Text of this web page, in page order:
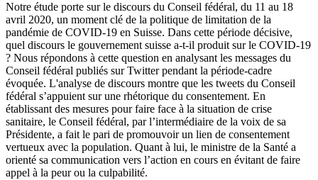
Notre étude porte sur le discours du Conseil fédéral, du 11 au 18
avril 2020, un moment clé de la politique de limitation de la
pandémie de COVID-19 en Suisse. Dans cette période décisive,
quel discours le gouvernement suisse a-t-il produit sur le COVID-19
? Nous répondons à cette question en analysant les messages du
Conseil fédéral publiés sur Twitter pendant la période-cadre
évoquée. L'analyse de discours montre que les tweets du Conseil
fédéral s’appuient sur une rhétorique du consentement. En
établissant des mesures pour faire face à la situation de crise
sanitaire, le Conseil fédéral, par l’intermédiaire de la voix de sa
Présidente, a fait le pari de promouvoir un lien de consentement
vertueux avec la population. Quant à lui, le ministre de la Santé a
orienté sa communication vers l’action en cours en évitant de faire
appel à la peur ou la culpabilité.